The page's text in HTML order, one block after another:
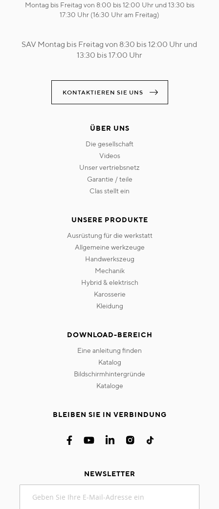
Montag bis Freitag von 8:00 bis 12:00 Uhr und 13:30 bis
17:30 Uhr (16:30 Uhr am Freitag)
SAV Montag bis Freitag von 8:30 bis 12:00 Uhr und
13:30 bis 17:00 Uhr
KONTAKTIEREN SIE UNS
ÜBER UNS
die gesellschaft
videos
unser vertriebsnetz
garantie / teile
clas stellt ein
UNSERE PRODUKTE
ausrüstung für die werkstatt
allgemeine werkzeuge
handwerkszeug
mechanik
hybrid & elektrisch
karosserie
kleidung
DOWNLOAD-BEREICH
eine anleitung finden
katalog
bildschirmhintergründe
kataloge
BLEIBEN SIE IN VERBINDUNG
NEWSLETTER